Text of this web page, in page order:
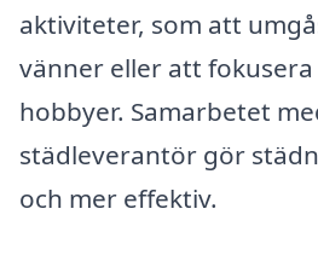
aktiviteter, som att
vänner eller att
hobbyer. Samarbetet
städleverantör gör
och mer effektiv.